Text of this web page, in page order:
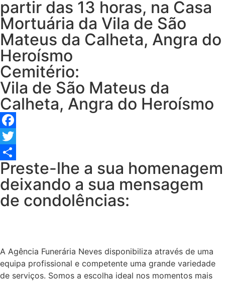
partir das 13 horas, na Casa
Mortuária da Vila de São
Mateus da Calheta, Angra do
Heroísmo
Cemitério:
Vila de São Mateus da
Calheta, Angra do Heroísmo
Facebook
Twitter
Share
Preste-lhe a sua homenagem
deixando a sua mensagem
de condolências:
A Agência Funerária Neves disponibiliza através de uma
equipa profissional e competente uma grande variedade
de serviços. Somos a escolha ideal nos momentos mais